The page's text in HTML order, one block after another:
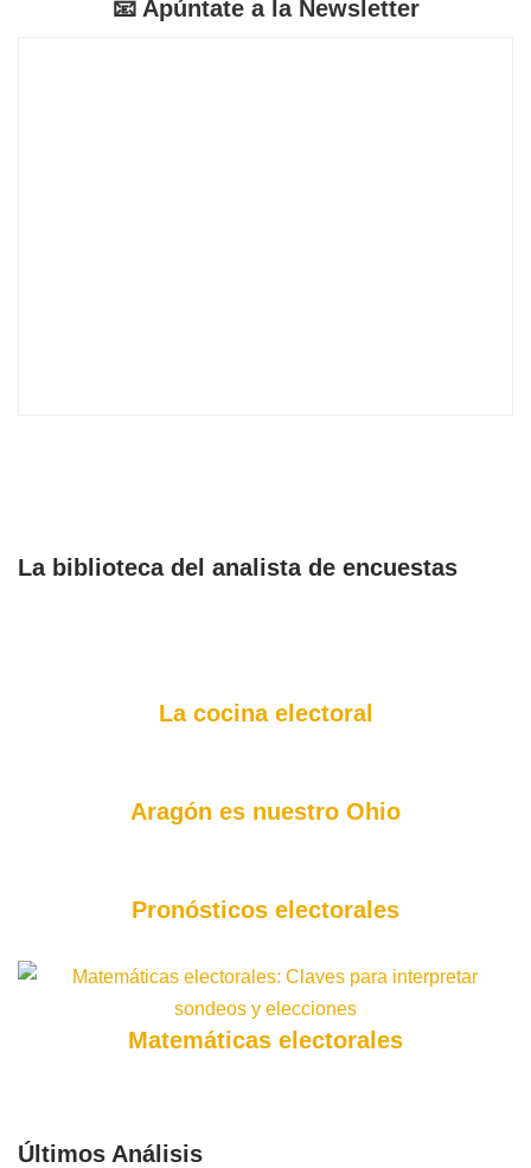
📧 Apúntate a la Newsletter
La biblioteca del analista de encuestas
La cocina electoral
Aragón es nuestro Ohio
Pronósticos electorales
Matemáticas electorales
Últimos Análisis